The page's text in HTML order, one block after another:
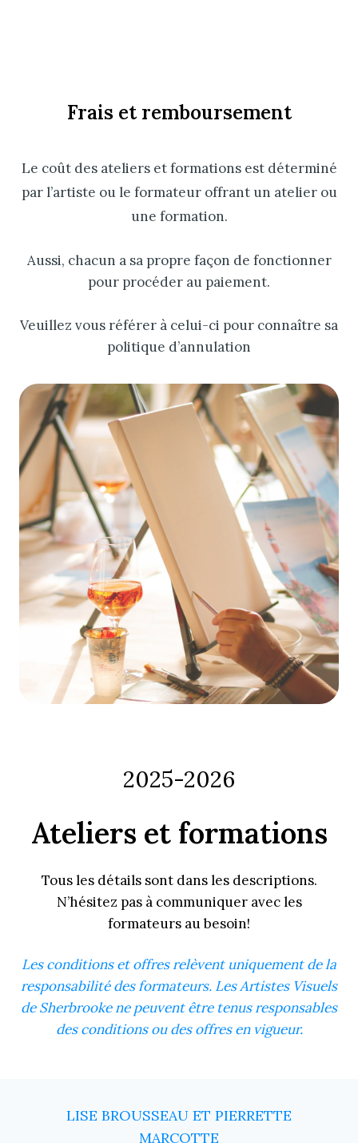
Frais et remboursement
Le coût des ateliers et formations est déterminé
par l’artiste ou le formateur offrant un atelier ou
une formation.
Aussi, chacun a sa propre façon de fonctionner
pour procéder au paiement.
Veuillez vous référer à celui-ci pour connaître sa
politique d’annulation
2025-2026
Ateliers et formations
Tous les détails sont dans les descriptions.
N’hésitez pas à communiquer avec les
formateurs au besoin!
Les conditions et offres relèvent uniquement de la
responsabilité des formateurs. Les Artistes Visuels
de Sherbrooke ne peuvent être tenus responsables
des conditions ou des offres en vigueur.
LISE BROUSSEAU ET PIERRETTE
MARCOTTE